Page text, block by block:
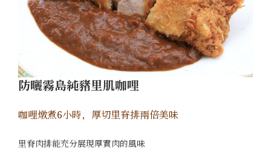
防曬霧島純豬里肌咖哩
咖哩燉煮6小時，厚切里脊排兩倍美味
里脊肉排能充分展現厚實肉的風味